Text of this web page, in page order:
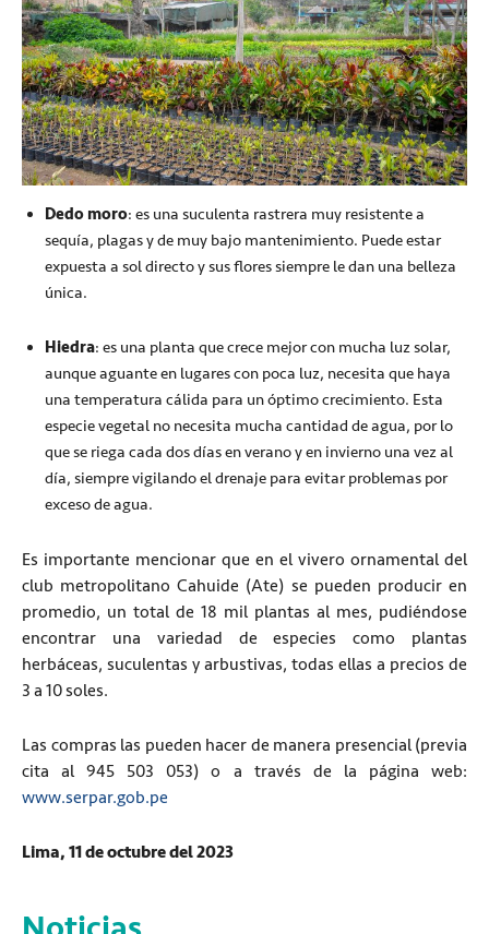
Dedo moro: es una suculenta rastrera muy resistente a
sequía, plagas y de muy bajo mantenimiento. Puede estar
expuesta a sol directo y sus flores siempre le dan una belleza
única.
Hiedra: es una planta que crece mejor con mucha luz solar,
aunque aguante en lugares con poca luz, necesita que haya
una temperatura cálida para un óptimo crecimiento. Esta
especie vegetal no necesita mucha cantidad de agua, por lo
que se riega cada dos días en verano y en invierno una vez al
día, siempre vigilando el drenaje para evitar problemas por
exceso de agua.
Es importante mencionar que en el vivero ornamental del
club metropolitano Cahuide (Ate) se pueden producir en
promedio, un total de 18 mil plantas al mes, pudiéndose
encontrar una variedad de especies como plantas
herbáceas, suculentas y arbustivas, todas ellas a precios de
3 a 10 soles.
Las compras las pueden hacer de manera presencial (previa
cita al 945 503 053) o a través de la página web:
www.serpar.gob.pe
Lima, 11 de octubre del 2023